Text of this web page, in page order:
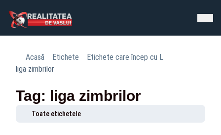
Acasă Etichete
Etichete care încep cu L
liga zimbrilor
Tag: liga zimbrilor
Toate etichetele